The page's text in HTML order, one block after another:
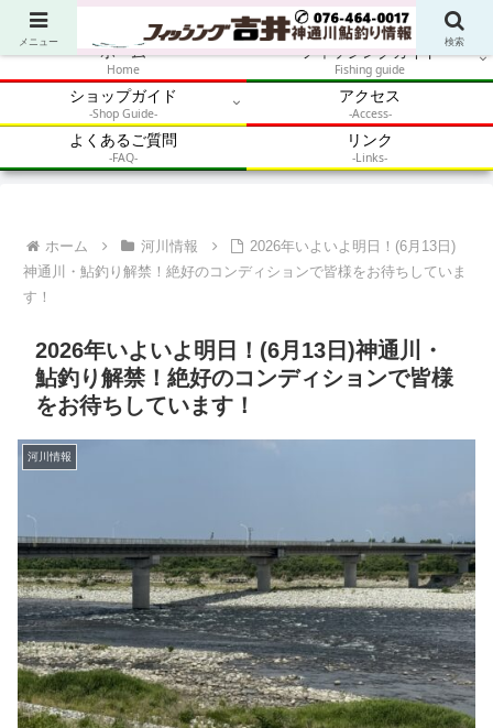
アウトドア・釣り・鮎・自然体験を加速させるメディア
ホーム
Home
フィッシングガイド
Fishing guide
ショップガイド
-Shop Guide-
アクセス
-Access-
よくあるご質問
-FAQ-
リンク
-Links-
ホーム 河川情報
2026年いよいよ明日！(6月13日)
神通川・鮎釣り解禁！絶好のコンディションで皆様をお待ちしていま
す！
2026年いよいよ明日！(6月13日)神通川・
鮎釣り解禁！絶好のコンディションで皆様
をお待ちしています！
河川情報
メニュー 検索